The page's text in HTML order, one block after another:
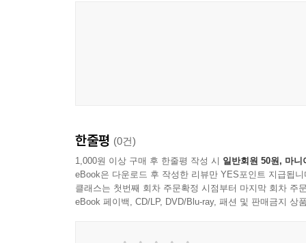
한줄평 (0건)
1,000원 이상 구매 후 한줄평 작성 시 일반회원 50원, 마니
eBook은 다운로드 후 작성한 리뷰만 YES포인트 지급됩니
클래스는 첫번째 회차 주문확정 시점부터 마지막 회차 주
eBook 페이백, CD/LP, DVD/Blu-ray, 패션 및 판매금지 상